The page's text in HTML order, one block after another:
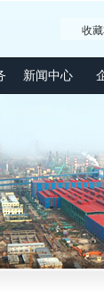
新闻中心
收